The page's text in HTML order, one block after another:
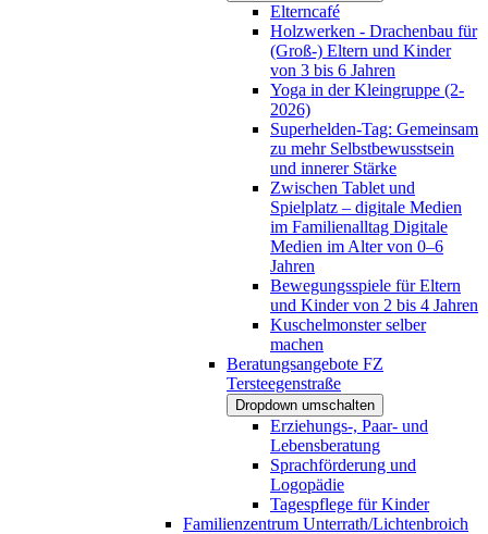
Elterncafé
Holzwerken - Drachenbau für
(Groß-) Eltern und Kinder
von 3 bis 6 Jahren
Yoga in der Kleingruppe (2-
2026)
Superhelden-Tag: Gemeinsam
zu mehr Selbstbewusstsein
und innerer Stärke
Zwischen Tablet und
Spielplatz – digitale Medien
im Familienalltag Digitale
Medien im Alter von 0–6
Jahren
Bewegungsspiele für Eltern
und Kinder von 2 bis 4 Jahren
Kuschelmonster selber
machen
Beratungsangebote FZ
Tersteegenstraße
Dropdown umschalten
Erziehungs-, Paar- und
Lebensberatung
Sprachförderung und
Logopädie
Tagespflege für Kinder
Familienzentrum Unterrath/Lichtenbroich